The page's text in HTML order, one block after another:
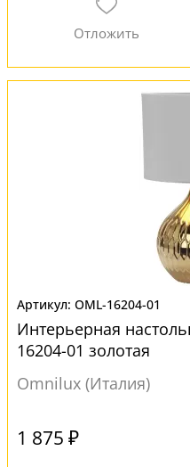
OML-16204-01
Интерьерная
16204-01 золотая
Omnilux (Италия)
1 875 ₽